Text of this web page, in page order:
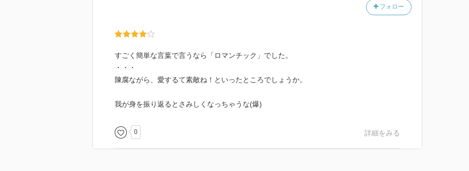
フォロー
すごく簡単な言葉で言うなら「ロマンチック」でした。
・・・
陳腐ながら、愛するて素敵ね！といったところでしょうか。
我が身を振り返るとさみしくなっちゃうな(爆)
0 詳細をみる